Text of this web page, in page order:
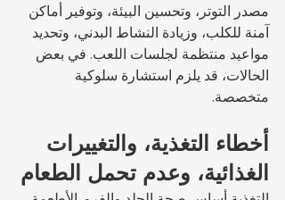
مصدر التوتر، وتحسين البيئة، وتوفير أماكن
آمنة للكلب، وزيادة النشاط البدني، وتحديد
مواعيد منتظمة لجلسات اللعب. في بعض
الحالات، قد يلزم استشارة سلوكية
متخصصة.
أخطاء التغذية، والتغييرات
الغذائية، وعدم تحمل الطعام